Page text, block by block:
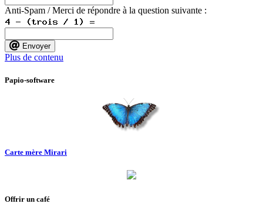
Anti-Spam / Merci de répondre à la question suivante :
Envoyer
Plus de contenu
Papio-software
Carte mère Mirari
Offrir un café